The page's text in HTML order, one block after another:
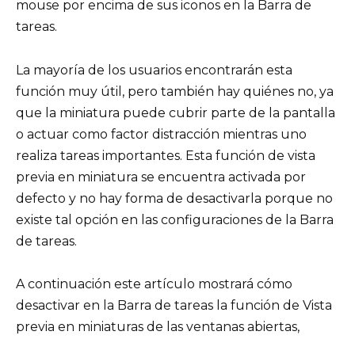
mouse por encima de sus iconos en la Barra de
tareas.
La mayoría de los usuarios encontrarán esta
función muy útil, pero también hay quiénes no, ya
que la miniatura puede cubrir parte de la pantalla
o actuar como factor distracción mientras uno
realiza tareas importantes. Esta función de vista
previa en miniatura se encuentra activada por
defecto y no hay forma de desactivarla porque no
existe tal opción en las configuraciones de la Barra
de tareas.
A continuación este artículo mostrará cómo
desactivar en la Barra de tareas la función de Vista
previa en miniaturas de las ventanas abiertas,